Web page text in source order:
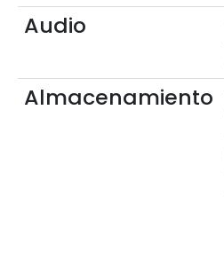
Audio
Almacenamiento